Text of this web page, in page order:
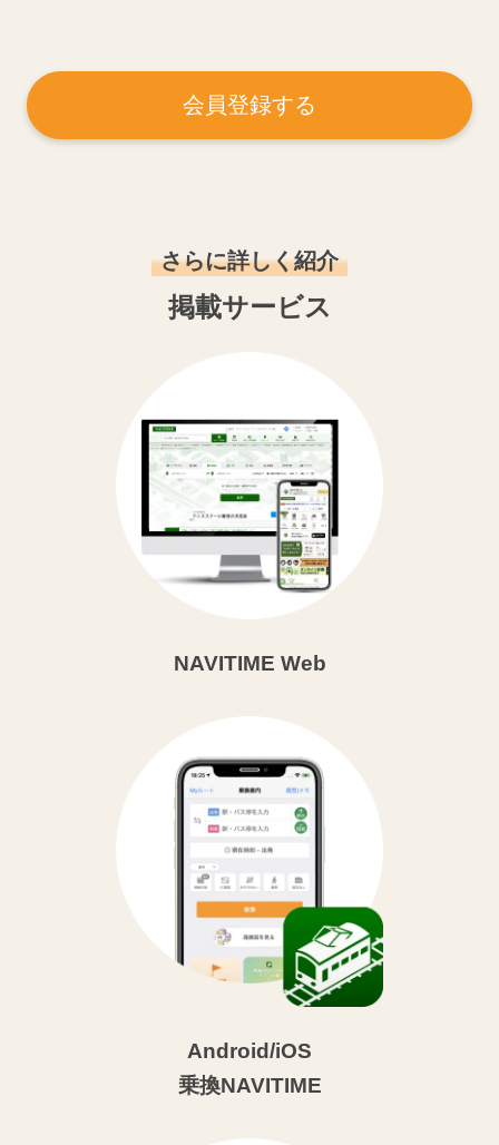
会員登録する
さらに詳しく紹介
掲載サービス
NAVITIME Web
Android/iOS
乗換NAVITIME